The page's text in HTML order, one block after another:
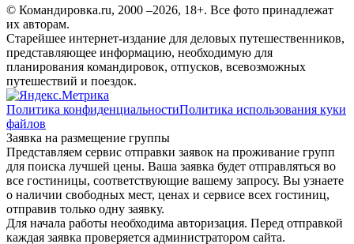
© Командировка.ru, 2000 –2026, 18+. Все фото принадлежат
их авторам.
Старейшее интернет-издание для деловых путешественников,
представляющее информацию, необходимую для
планирования командировок, отпусков, всевозможных
путешествий и поездок.
Политика конфиденциальностиПолитика использования куки
файлов
Заявка на размещение группы
Представляем сервис отправки заявок на проживание групп
для поиска лучшей цены. Ваша заявка будет отправляться во
все гостиницы, соответствующие вашему запросу. Вы узнаете
о наличии свободных мест, ценах и сервисе всех гостиниц,
отправив только одну заявку.
Для начала работы необходима авторизация. Перед отправкой
каждая заявка проверяется администратором сайта.